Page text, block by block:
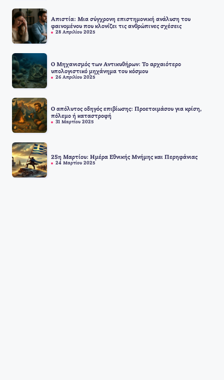
Απιστία: Μια σύγχρονη επιστημονική ανάλυση του
φαινομένου που κλονίζει τις ανθρώπινες σχέσεις
28 Απριλίου 2025
Ο Μηχανισμός των Αντικυθήρων: Το αρχαιότερο
υπολογιστικό μηχάνημα του κόσμου
26 Απριλίου 2025
Ο απόλυτος οδηγός επιβίωσης: Προετοιμάσου για κρίση,
πόλεμο ή καταστροφή
31 Μαρτίου 2025
25η Μαρτίου: Ημέρα Εθνικής Μνήμης και Περηφάνιας
24 Μαρτίου 2025